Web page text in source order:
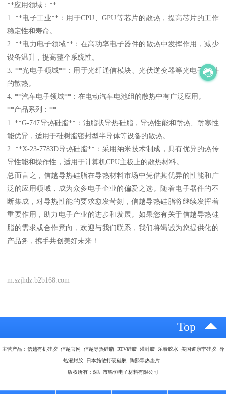
**应用领域：**
1. **电子工业**：用于CPU、GPU等芯片的散热，提高芯片的工作
稳定性和寿命。
2. **电力电子领域**：在高功率电子器件的散热中发挥作用，减少
设备温升，提高整个系统性。
3. **光电子领域**：用于光纤通信模块、光伏逆变器等光电子器件
的散热。
4. **汽车电子领域**：在电动汽车电池组的散热中有广泛应用。
**产品系列：**
1. **G-747导热硅脂**：油脂状导热硅脂，导热性能和耐热、耐寒性
能优异，适用于硅树脂密封型半导体等设备的散热。
2. **X-23-7783D导热硅脂**：采用纳米技术制成，具有优异的热传
导性能和操作性，适用于计算机CPU主板上的散热材料。
总而言之，信越导热硅脂在导热材料市场中凭借其优异的性能和广
泛的应用领域，成为众多电子企业的偏爱之选。随着电子器件的不
断集成，对导热性能的要求愈发苛刻，信越导热硅脂将继续发挥着
重要作用，助力电子产业的进步和发展。如果您有关于信越导热硅
脂的需求或合作意向，欢迎与我们联系，我们将竭诚为您提供化的
产品务，携手共创美好未来！
m.szjhdz.b2b168.com
Top
主营产品：信越有机硅胶 信越官网 信越导热硅脂 RTV硅胶 灌封胶 乐泰胶水 美国道康宁硅胶 导
热灌封胶 日本施敏打硬硅胶 陶熙导热垫片
版权所有：深圳市锦恒电子材料有限公司